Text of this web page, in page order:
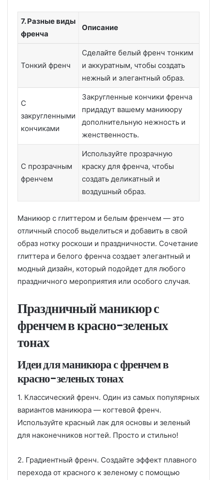
7. Разные виды
френча
Описание
Тонкий френч
Сделайте белый френч тонким
и аккуратным, чтобы создать
нежный и элегантный образ.
С
закругленными
кончиками
Закругленные кончики френча
придадут вашему маникюру
дополнительную нежность и
женственность.
С прозрачным
френчем
Используйте прозрачную
краску для френча, чтобы
создать деликатный и
воздушный образ.
Маникюр с глиттером и белым френчем — это
отличный способ выделиться и добавить в свой
образ нотку роскоши и праздничности. Сочетание
глиттера и белого френча создает элегантный и
модный дизайн, который подойдет для любого
праздничного мероприятия или особого случая.
Праздничный маникюр с
френчем в красно-зеленых
тонах
Идеи для маникюра с френчем в
красно-зеленых тонах
1. Классический френч. Один из самых популярных
вариантов маникюра — когтевой френч.
Используйте красный лак для основы и зеленый
для наконечников ногтей. Просто и стильно!
2. Градиентный френч. Создайте эффект плавного
перехода от красного к зеленому с помощью